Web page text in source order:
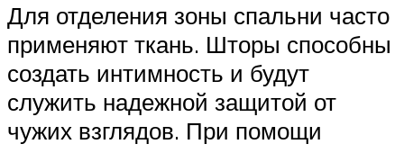
Для отделения зоны спальни часто
применяют ткань. Шторы способны
создать интимность и будут
служить надежной защитой от
чужих взглядов. При помощи